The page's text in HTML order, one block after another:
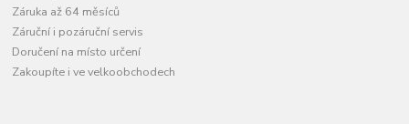
Záruka až 64 měsíců
Záruční i pozáruční servis
Doručení na místo určení
Zakoupíte i ve velkoobchodech